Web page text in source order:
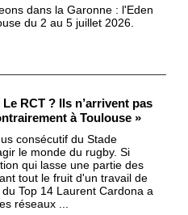
dans la Garonne : l'Eden
du 2 au 5 juillet 2026.
RCT ? Ils n’arrivent pas
à Toulouse »
consécutif du Stade
le monde du rugby. Si
qui lasse une partie des
tout le fruit d'un travail de
Top 14 Laurent Cardona a
réseaux ...